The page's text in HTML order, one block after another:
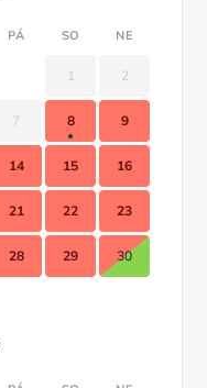
PÁ SO NE
1 2
7 8 9
14 15 16
21 22 23
28 29 30